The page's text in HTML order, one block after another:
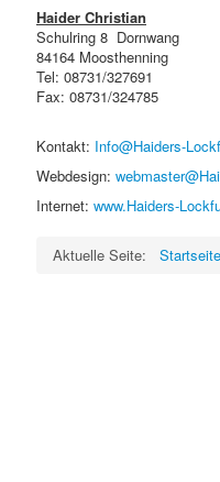
Haider Christian
Schulring 8 Dornwang
84164 Moosthenning
Tel: 08731/327691
Fax: 08731/324785
Kontakt: Info@Haiders-
Webdesign:
Internet: www.Haiders-
Aktuelle Seite: Startseite